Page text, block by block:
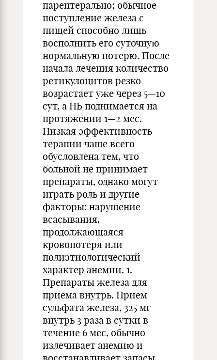
парентерально; обычное
поступление железа с
пищей способно лишь
восполнить его суточную
нормальную потерю. После
начала лечения количество
ретикулоцитов резко
возрастает уже через 5—10
сут, а НЬ поднимается на
протяжении 1—2 мес.
Низкая эффективность
терапии чаще всего
обусловлена тем, что
больной не принимает
препараты, однако могут
играть роль и другие
факторы: нарушение
всасывания,
продолжающаяся
кровопотеря или
полиэтиологический
характер анемии. 1.
Препараты железа для
приема внутрь. Прием
сульфата железа, 325 мг
внутрь 3 раза в сутки в
течение 6 мес, обычно
излечивает анемию и